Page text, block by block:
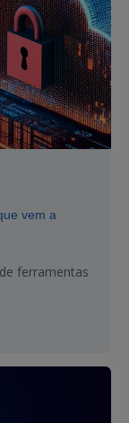
vem a
ferramentas